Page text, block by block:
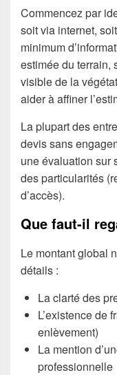
Commencez par
soit via internet,
minimum
estimée du terrain,
visible de la
aider à affiner
La plupart des
devis sans
une évaluation sur
des particularités
d’accès).
Que faut-il
Le montant global
détails :
La clarté des
L’existence de
enlèvement)
La mention
professionnelle